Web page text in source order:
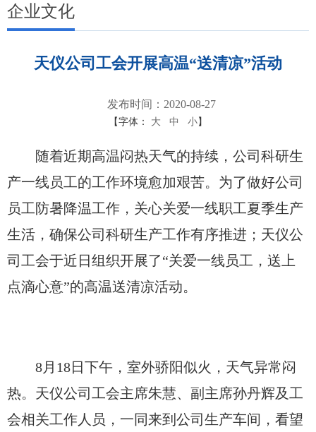
企业文化
天仪公司工会开展高温“送清凉”活动
发布时间：2020-08-27
【字体： 大 中 小】
随着近期高温闷热天气的持续，公司科研生
产一线员工的工作环境愈加艰苦。为了做好公司
员工防暑降温工作，关心关爱一线职工夏季生产
生活，确保公司科研生产工作有序推进；天仪公
司工会于近日组织开展了“关爱一线员工，送上
点滴心意”的高温送清凉活动。
8月18日下午，室外骄阳似火，天气异常闷
热。天仪公司工会主席朱慧、副主席孙丹辉及工
会相关工作人员，一同来到公司生产车间，看望